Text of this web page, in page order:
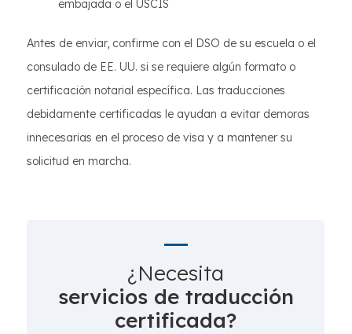
embajada o el USCIS
Antes de enviar, confirme con el DSO de su escuela o el
consulado de EE. UU. si se requiere algún formato o
certificación notarial específica. Las traducciones
debidamente certificadas le ayudan a evitar demoras
innecesarias en el proceso de visa y a mantener su
solicitud en marcha.
¿Necesita
servicios de traducción
certificada?